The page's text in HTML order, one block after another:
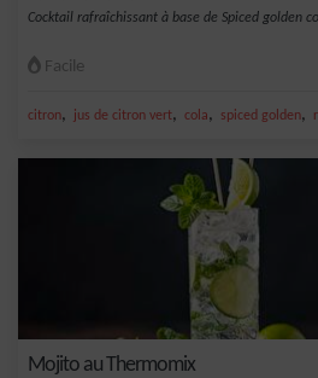
Cocktail rafraîchissant à base de Spiced golden
Facile
citron, jus de citron vert, cola, spiced golden,
Mojito au Thermomix